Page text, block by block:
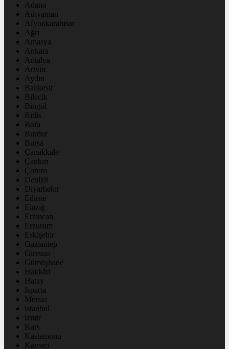
Adana
Adıyaman
Afyonkarahisar
Ağrı
Amasya
Ankara
Antalya
Artvin
Aydın
Balıkesir
Bilecik
Bingöl
Bitlis
Bolu
Burdur
Bursa
Çanakkale
Çankırı
Çorum
Denizli
Diyarbakır
Edirne
Elazığ
Erzincan
Erzurum
Eskişehir
Gaziantep
Giresun
Gümüşhane
Hakkâri
Hatay
Isparta
Mersin
istanbul
izmir
Kars
Kastamonu
Kayseri